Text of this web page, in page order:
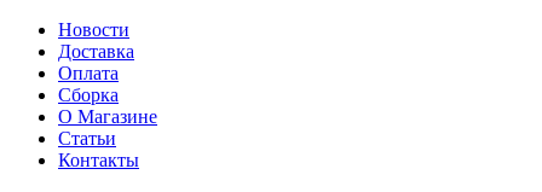
Новости
Доставка
Оплата
Сборка
О Магазине
Статьи
Контакты